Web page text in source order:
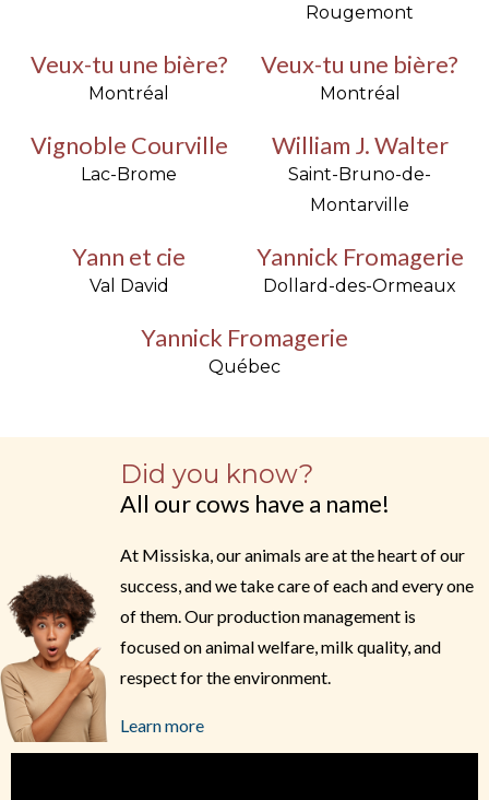
Rougemont
Veux-tu une bière?
Montréal
Veux-tu une bière?
Montréal
Vignoble Courville
Lac-Brome
William J. Walter
Saint-Bruno-de-
Montarville
Yann et cie
Val David
Yannick Fromagerie
Dollard-des-Ormeaux
Yannick Fromagerie
Québec
Did you know?
All our cows have a name!
At Missiska, our animals are at the heart of our
success, and we take care of each and every one
of them. Our production management is
focused on animal welfare, milk quality, and
respect for the environment.
Learn more